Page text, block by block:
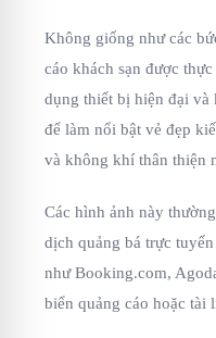
Không giống như các
cáo khách sạn được
dụng thiết bị hiện đại
để làm nổi bật vẻ đẹp
và không khí thân thiện
Các hình ảnh này
dịch quảng bá trực
như Booking.com,
biển quảng cáo hoặc tài